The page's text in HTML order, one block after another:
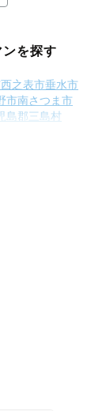
を探す
西之表市垂水市
市南さつま市
島郡三島村